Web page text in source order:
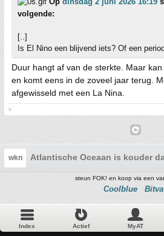
volgende:
[..]
Is El Nino een blijvend iets? Of een
Duur hangt af van de sterkte. Maar
en komt eens in de zoveel jaar terug.
afgewisseld met een La Nina.
v
wkn Atlantische Oceaan is kouder
steun FOK! en koop via een
Coolblue
Index Actief MyAT